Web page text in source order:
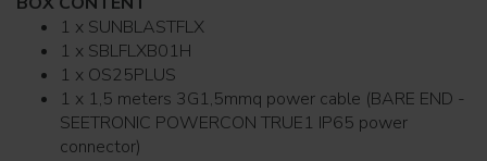
1 x SUNBLASTFLX
1 x SBLFLXB01H
1 x OS25PLUS
1 x 1,5 meters 3G1,5mmq power cable (BARE END -
SEETRONIC POWERCON TRUE1 IP65 power
connector)